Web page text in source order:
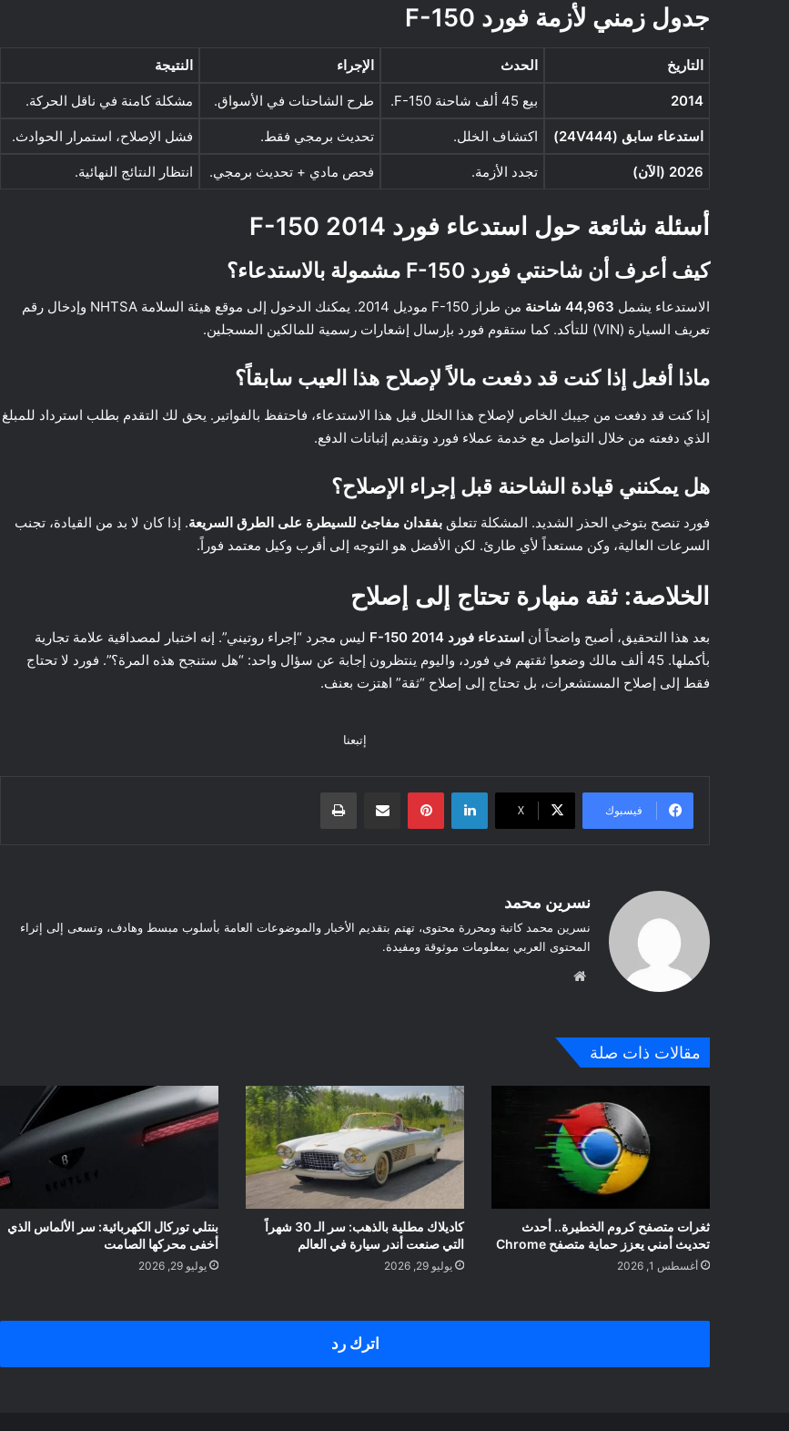
جدول زمني لأزمة فورد F-150
التاريخ الحدث الإجراء النتيجة
2014 بيع 45 ألف شاحنة F-150. طرح الشاحنات في الأسواق. مشكلة كامنة في ناقل الحركة.
استدعاء سابق (24V444) اكتشاف الخلل. تحديث برمجي فقط. فشل الإصلاح، استمرار الحوادث.
2026 (الآن) تجدد الأزمة. فحص مادي + تحديث برمجي. انتظار النتائج النهائية.
أسئلة شائعة حول استدعاء فورد F-150 2014
كيف أعرف أن شاحنتي فورد F-150 مشمولة بالاستدعاء؟
الاستدعاء يشمل 44,963 شاحنة
من طراز F-150 موديل 2014. يمكنك الدخول إلى موقع هيئة السلامة NHTSA وإدخال رقم
تعريف السيارة (VIN) للتأكد. كما ستقوم فورد بإرسال إشعارات رسمية للمالكين المسجلين.
ماذا أفعل إذا كنت قد دفعت مالاً لإصلاح هذا العيب سابقاً؟
إذا كنت قد دفعت من جيبك الخاص لإصلاح هذا الخلل قبل هذا الاستدعاء، فاحتفظ بالفواتير. يحق لك التقدم بطلب استرداد للمبلغ
الذي دفعته من خلال التواصل مع خدمة عملاء فورد وتقديم إثباتات الدفع.
هل يمكنني قيادة الشاحنة قبل إجراء الإصلاح؟
فورد تنصح بتوخي الحذر الشديد. المشكلة تتعلق بفقدان مفاجئ للسيطرة على الطرق السريعة. إذا كان لا بد من القيادة، تجنب
السرعات العالية، وكن مستعداً لأي طارئ. لكن الأفضل هو التوجه إلى أقرب وكيل معتمد فوراً.
الخلاصة: ثقة منهارة تحتاج إلى إصلاح
بعد هذا التحقيق، أصبح واضحاً أن استدعاء فورد F-150 2014
ليس مجرد “إجراء روتيني”. إنه اختبار لمصداقية علامة تجارية
بأكملها. 45 ألف مالك وضعوا ثقتهم في فورد، واليوم ينتظرون إجابة عن سؤال واحد: “هل ستنجح هذه المرة؟”. فورد لا تحتاج
فقط إلى إصلاح المستشعرات، بل تحتاج إلى إصلاح “ثقة” اهتزت بعنف.
إتبعنا
فيسبوك ‫X
لينكدإن
نسرين محمد
نسرين محمد كاتبة ومحررة محتوى، تهتم بتقديم الأخبار والموضوعات العامة بأسلوب مبسط وهادف، وتسعى إلى إثراء
المحتوى العربي بمعلومات موثوقة ومفيدة.
ب
مقالات ذات صلة
ثغرات متصفح كروم الخطيرة.. أحدث
تحديث أمني يعزز حماية متصفح Chrome
أغسطس 1, 2026
كاديلاك مطلية بالذهب: سر الـ 30 شهراً
التي صنعت أندر سيارة في العالم
يوليو 29, 2026
بنتلي توركال الكهربائية: سر الألماس الذي
أخفى محركها الصامت
يوليو 29, 2026
اترك رد